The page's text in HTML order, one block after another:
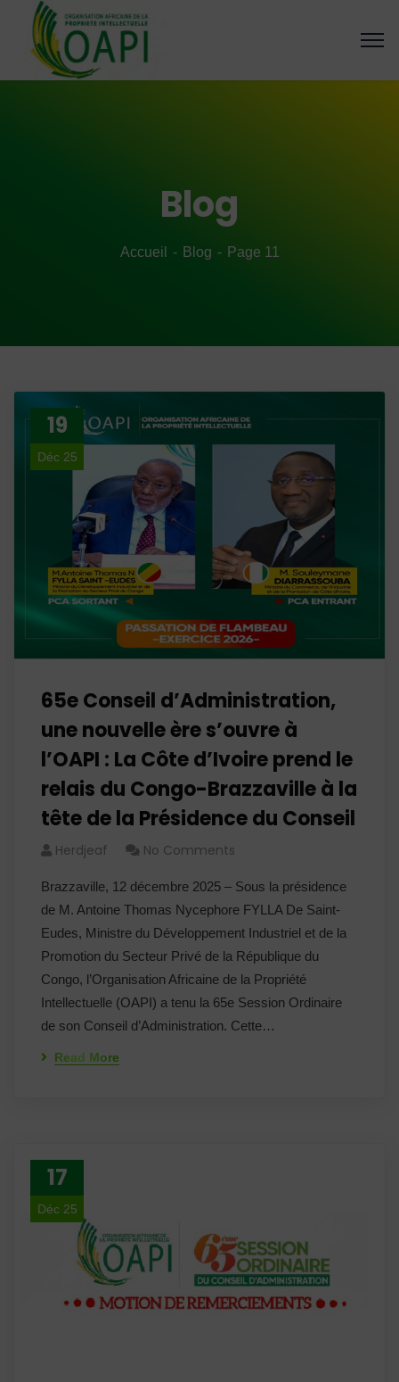
Blog
Accueil Blog Page 11
19
Déc 25
65e Conseil d’Administration,
une nouvelle ère s’ouvre à
l’OAPI : La Côte d’Ivoire prend le
relais du Congo-Brazzaville à la
tête de la Présidence du Conseil
Herdjeaf No Comments
Brazzaville, 12 décembre 2025 – Sous la présidence
de M. Antoine Thomas Nycephore FYLLA De Saint-
Eudes, Ministre du Développement Industriel et de la
Promotion du Secteur Privé de la République du
Congo, l’Organisation Africaine de la Propriété
Intellectuelle (OAPI) a tenu la 65e Session Ordinaire
de son Conseil d’Administration. Cette…
Read More
17
Déc 25